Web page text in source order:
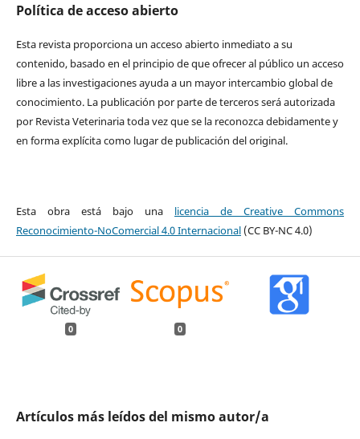
Política de acceso abierto
Esta revista proporciona un acceso abierto inmediato a su
contenido, basado en el principio de que ofrecer al público un acceso
libre a las investigaciones ayuda a un mayor intercambio global de
conocimiento. La publicación por parte de terceros será autorizada
por Revista Veterinaria toda vez que se la reconozca debidamente y
en forma explícita como lugar de publicación del original.
Esta obra está bajo una licencia de Creative Commons
Reconocimiento-NoComercial 4.0 Internacional(CC BY-NC 4.0)
0 0
Artículos más leídos del mismo autor/a